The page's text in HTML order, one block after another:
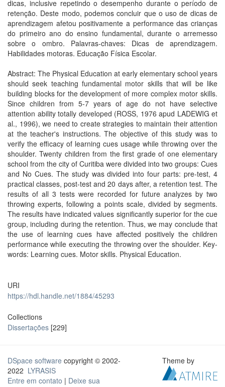
dicas, inclusive repetindo o desempenho durante o período de
retenção. Deste modo, podemos concluir que o uso de dicas de
aprendizagem afetou positivamente a performance das crianças
do primeiro ano do ensino fundamental, durante o arremesso
sobre o ombro. Palavras-chaves: Dicas de aprendizagem.
Habilidades motoras. Educação Física Escolar.
Abstract: The Physical Education at early elementary school years
should seek teaching fundamental motor skills that will be like
building blocks for the development of more complex motor skills.
Since children from 5-7 years of age do not have selective
attention ability totally developed (ROSS, 1976 apud LADEWIG et
al., 1996), we need to create strategies to maintain their attention
at the teacher's instructions. The objective of this study was to
verify the efficacy of learning cues usage while throwing over the
shoulder. Twenty children from the first grade of one elementary
school from the city of Curitiba were divided into two groups: Cues
and No Cues. The study was divided into four parts: pre-test, 4
practical classes, post-test and 20 days after, a retention test. The
results of all 3 tests were recorded for future analyzes by two
throwing experts, following a points scale, divided by segments.
The results have indicated values significantly superior for the cue
group, including during the retention. Thus, we may conclude that
the use of learning cues have affected positively the children
performance while executing the throwing over the shoulder. Key-
words: Learning cues. Motor skills. Physical Education.
URI
https://hdl.handle.net/1884/45293
Collections
Dissertações [229]
DSpace software copyright © 2002-
2022 LYRASIS
Entre em contato | Deixe sua
Theme by